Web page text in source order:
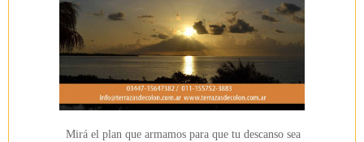
Mirá el plan que armamos para que tu descanso sea